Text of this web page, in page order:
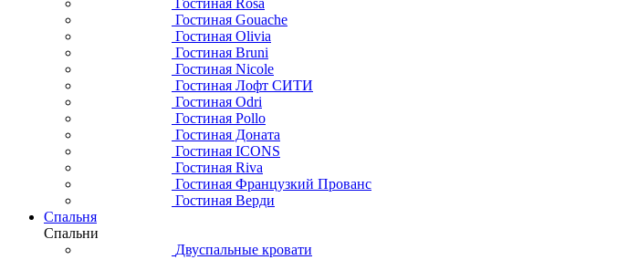
Гостиная Gouache
Гостиная Olivia
Гостиная Bruni
Гостиная Nicole
Гостиная Лофт СИТИ
Гостиная Odri
Гостиная Pollo
Гостиная Доната
Гостиная ICONS
Гостиная Riva
Гостиная Французкий Прованс
Гостиная Верди
Спальня
Спальни
Двуспальные кровати